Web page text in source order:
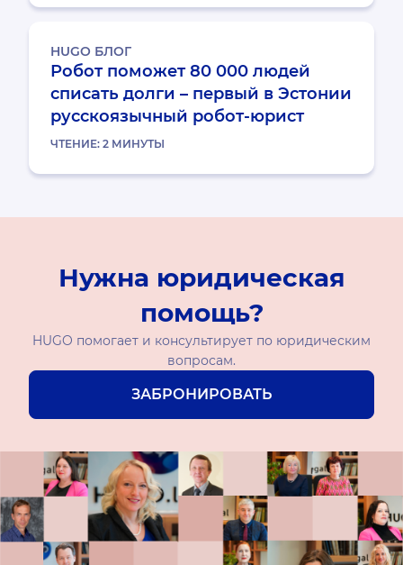
HUGO БЛОГ
Робот поможет 80 000 людей
списать долги – первый в Эстонии
русскоязычный робот-юрист
ЧТЕНИЕ: 2 МИНУТЫ
Нужна юридическая
помощь?
HUGO помогает и консультирует по юридическим
вопросам.
ЗАБРОНИРОВАТЬ